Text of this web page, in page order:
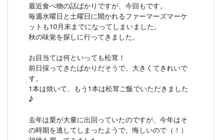
最近食べ物の話ばかりですが、今回もです。
毎週水曜日と土曜日に開かれるファーマーズマーケ
ットも10月末までになってしまいました。
秋の味覚を探しに行ってきました。
お目当ては何といっても松茸！
前日採ってきたばかりだそうで、大きくてきれいで
す。
1本は焼いて、もう1本は松茸ご飯でいただきました
♪
去年は栗が大量に出回っていたのですが、今年はそ
の時期を逃してしまったようで、悔しいので（！）